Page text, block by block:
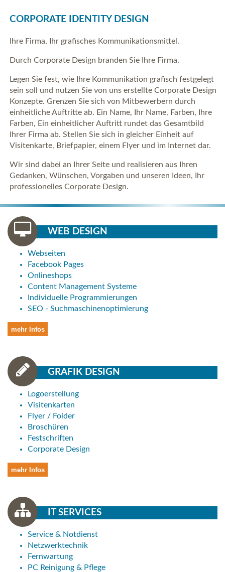
CORPORATE IDENTITY DESIGN
Ihre Firma, Ihr grafisches Kommunikationsmittel.
Durch Corporate Design branden Sie Ihre Firma.
Legen Sie fest, wie Ihre Kommunikation grafisch festgelegt
sein soll und nutzen Sie von uns erstellte Corporate Design
Konzepte. Grenzen Sie sich von Mitbewerbern durch
einheitliche Auftritte ab. Ein Name, Ihr Name, Farben, Ihre
Farben, Ein einheitlicher Auftritt rundet das Gesamtbild
Ihrer Firma ab. Stellen Sie sich in gleicher Einheit auf
Visitenkarte, Briefpapier, einem Flyer und im Internet dar.
Wir sind dabei an Ihrer Seite und realisieren aus Ihren
Gedanken, Wünschen, Vorgaben und unseren Ideen, Ihr
professionelles Corporate Design.
WEB DESIGN
Webseiten
Facebook Pages
Onlineshops
Content Management Systeme
Individuelle Programmierungen
SEO - Suchmaschinenoptimierung
mehr Infos
GRAFIK DESIGN
Logoerstellung
Visitenkarten
Flyer / Folder
Broschüren
Festschriften
Corporate Design
mehr Infos
IT SERVICES
Service & Notdienst
Netzwerktechnik
Fernwartung
PC Reinigung & Pflege